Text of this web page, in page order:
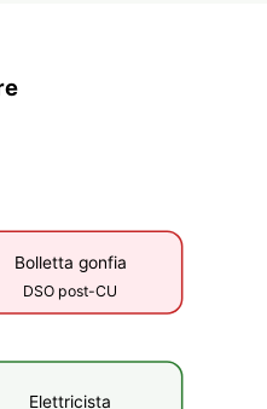
Bolletta gonfia
DSO post-CU
Elettricista